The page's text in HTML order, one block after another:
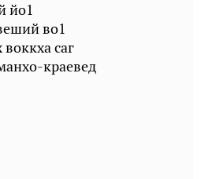
йо1
во1
воккха саг
краевед